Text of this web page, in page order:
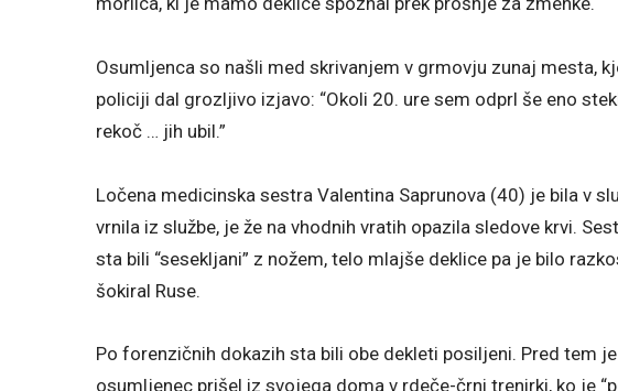
Osumljenca so našli med skrivanjem v grmovju zunaj mesta,
policiji dal grozljivo izjavo: “Okoli 20. ure sem odprl še eno
rekoč … jih ubil.”
Ločena medicinska sestra Valentina Saprunova (40) je bila v
vrnila iz službe, je že na vhodnih vratih opazila sledove krvi.
sta bili “sesekljani” z nožem, telo mlajše deklice pa je bilo
šokiral Ruse.
Po forenzičnih dokazih sta bili obe dekleti posiljeni. Pred tem
osumljenec prišel iz svojega doma v rdeče-črni trenirki, ko je